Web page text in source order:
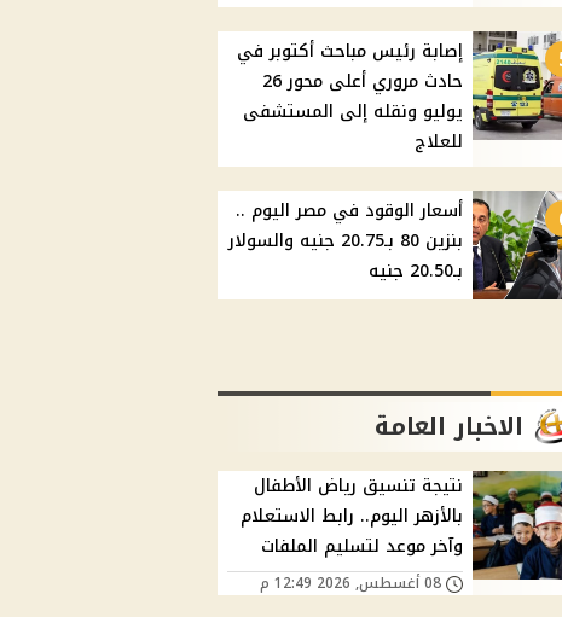
إصابة رئيس مباحث أكتوبر في
حادث مروري أعلى محور 26
يوليو ونقله إلى المستشفى
للعلاج
أسعار الوقود في مصر اليوم ..
بنزين 80 بـ20.75 جنيه والسولار
بـ20.50 جنيه
الاخبار العامة
نتيجة تنسيق رياض الأطفال
بالأزهر اليوم.. رابط الاستعلام
وآخر موعد لتسليم الملفات
08 أغسطس, 2026 12:49 م